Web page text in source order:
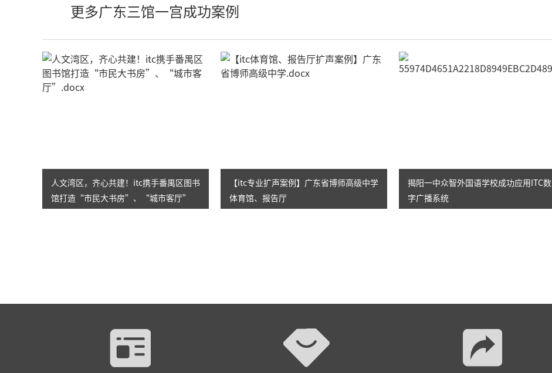
数字化会议设备
同声传译系列
AI智慧录播系统
庭审录播
更多广东三馆一宫成功案例
人文湾区，齐心共建！itc携手番禺区图书
馆打造“市民大书房”、“城市客厅”
【itc专业扩声案例】广东省博师高级中学
体育馆、报告厅
揭阳一中众智外国语学校成功应用ITC数
字广播系统